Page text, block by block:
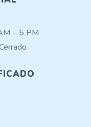
– 5 PM